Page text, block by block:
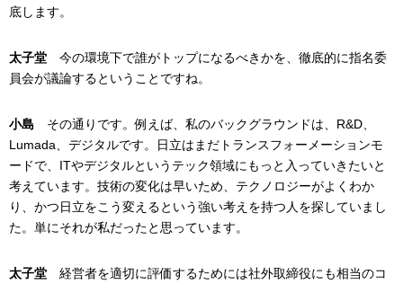
底します。
太子堂 今の環境下で誰がトップになるべきかを、徹底的に指名委
員会が議論するということですね。
小島 その通りです。例えば、私のバックグラウンドは、R&D、
Lumada、デジタルです。日立はまだトランスフォーメーションモ
ードで、ITやデジタルというテック領域にもっと入っていきたいと
考えています。技術の変化は早いため、テクノロジーがよくわか
り、かつ日立をこう変えるという強い考えを持つ人を探していまし
た。単にそれが私だったと思っています。
太子堂 経営者を適切に評価するためには社外取締役にも相当のコ